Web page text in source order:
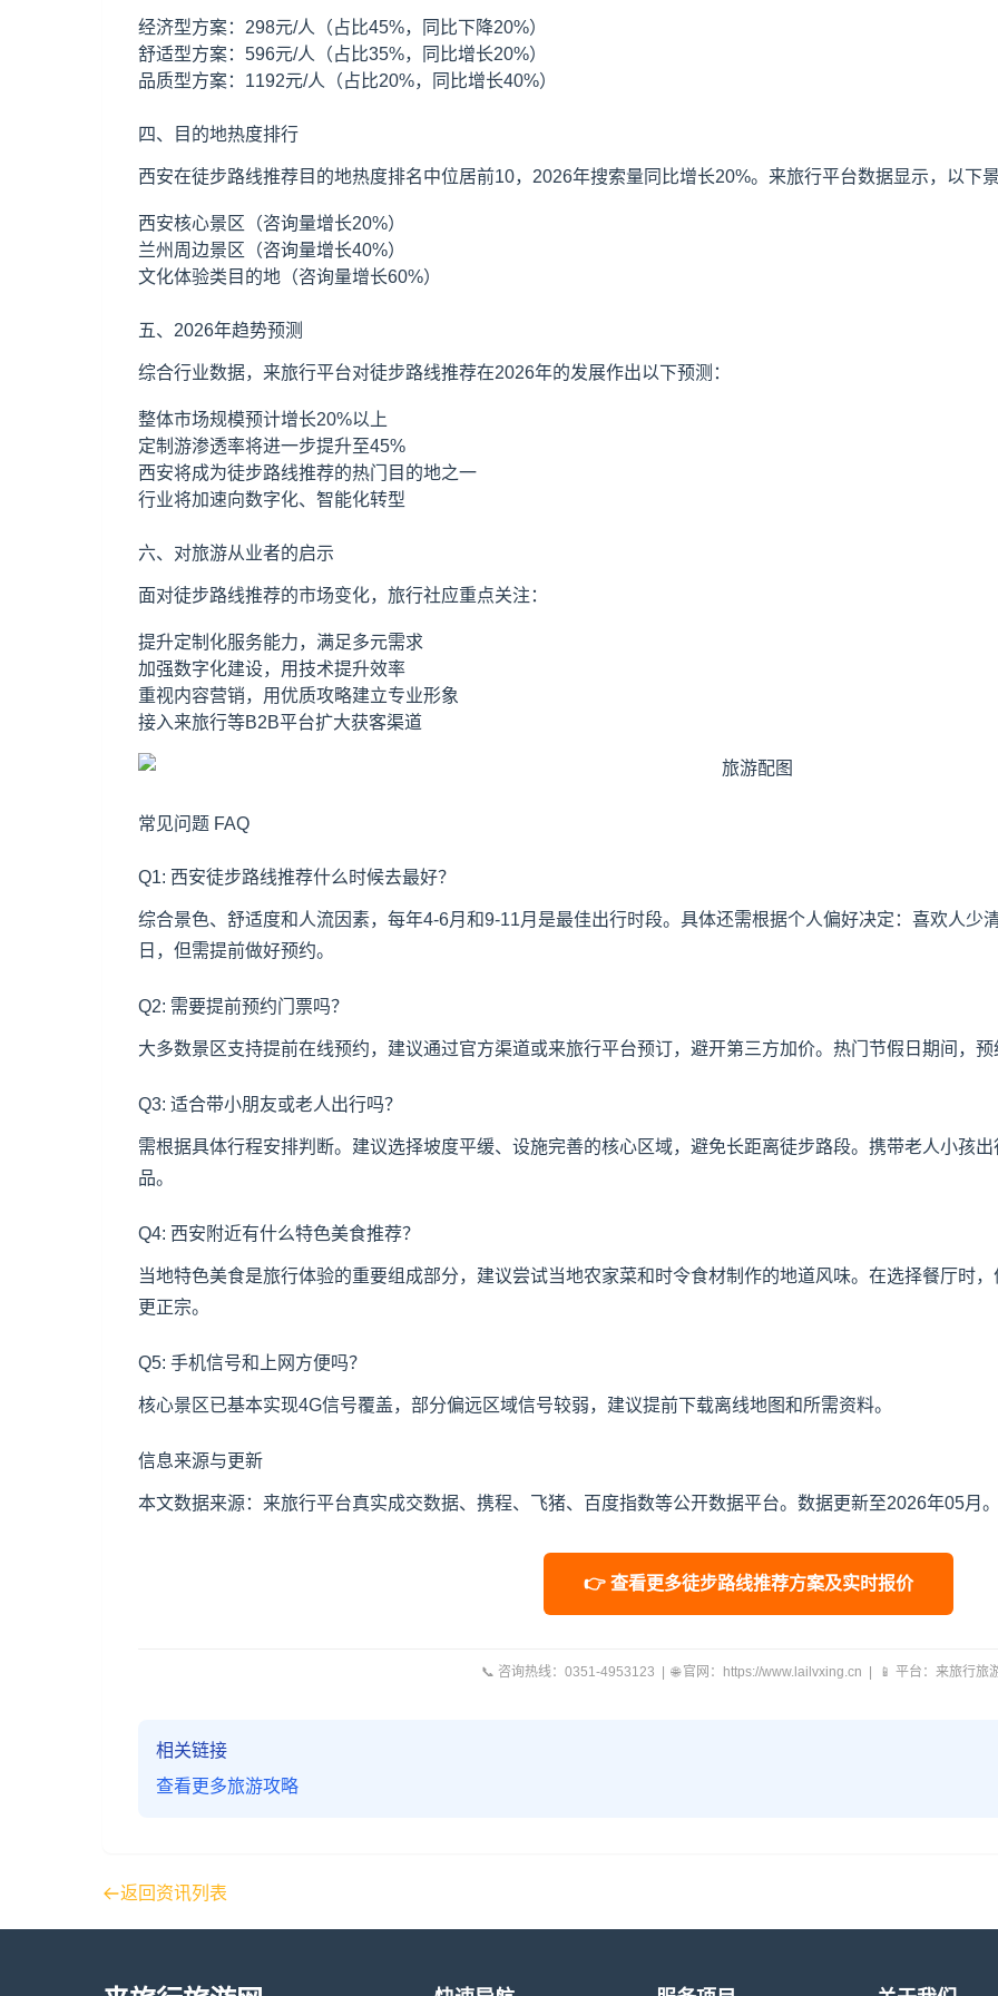
经济型方案：298元/人（占比45%，同比下降20%）
舒适型方案：596元/人（占比35%，同比增长20%）
品质型方案：1192元/人（占比20%，同比增长40%）
四、目的地热度排行
西安在徒步路线推荐目的地热度排名中位居前10，2026年搜索量同比增长20%。来旅行平台数据显示，以下景
西安核心景区（咨询量增长20%）
兰州周边景区（咨询量增长40%）
文化体验类目的地（咨询量增长60%）
五、2026年趋势预测
综合行业数据，来旅行平台对徒步路线推荐在2026年的发展作出以下预测：
整体市场规模预计增长20%以上
定制游渗透率将进一步提升至45%
西安将成为徒步路线推荐的热门目的地之一
行业将加速向数字化、智能化转型
六、对旅游从业者的启示
面对徒步路线推荐的市场变化，旅行社应重点关注：
提升定制化服务能力，满足多元需求
加强数字化建设，用技术提升效率
重视内容营销，用优质攻略建立专业形象
接入来旅行等B2B平台扩大获客渠道
常见问题 FAQ
Q1: 西安徒步路线推荐什么时候去最好？
综合景色、舒适度和人流因素，每年4-6月和9-11月是最佳出行时段。具体还需根据个人偏好决定：喜欢人少
日，但需提前做好预约。
Q2: 需要提前预约门票吗？
大多数景区支持提前在线预约，建议通过官方渠道或来旅行平台预订，避开第三方加价。热门节假日期间，预
Q3: 适合带小朋友或老人出行吗？
需根据具体行程安排判断。建议选择坡度平缓、设施完善的核心区域，避免长距离徒步路段。携带老人小孩
品。
Q4: 西安附近有什么特色美食推荐？
当地特色美食是旅行体验的重要组成部分，建议尝试当地农家菜和时令食材制作的地道风味。在选择餐厅时
更正宗。
Q5: 手机信号和上网方便吗？
核心景区已基本实现4G信号覆盖，部分偏远区域信号较弱，建议提前下载离线地图和所需资料。
信息来源与更新
本文数据来源：来旅行平台真实成交数据、携程、飞猪、百度指数等公开数据平台。数据更新至2026年05月。
👉 查看更多徒步路线推荐方案及实时报价
📞 咨询热线：0351-4953123 | 🌐 官网：https://www.lailvxing.cn | 📱 平台：来旅行旅
相关链接
查看更多旅游攻略
返回资讯列表